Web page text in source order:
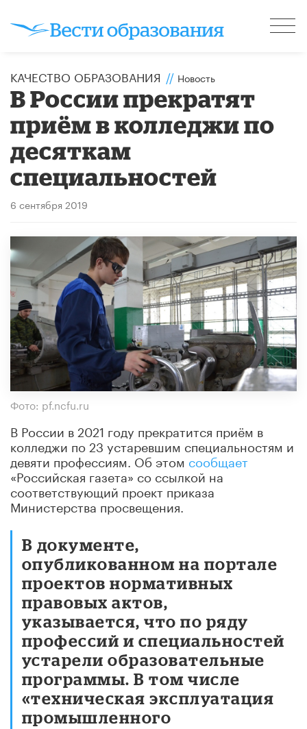
КАЧЕСТВО ОБРАЗОВАНИЯ // Новость
В России прекратят
приём в колледжи по
десяткам
специальностей
6 сентября 2019
Фото: pf.ncfu.ru
В России в 2021 году прекратится приём в
колледжи по 23 устаревшим специальностям и
девяти профессиям. Об этом сообщает
«Российская газета» со ссылкой на
соответствующий проект приказа
Министерства просвещения.
В документе,
опубликованном на портале
проектов нормативных
правовых актов,
указывается, что по ряду
профессий и специальностей
устарели образовательные
программы. В том числе
«техническая эксплуатация
промышленного